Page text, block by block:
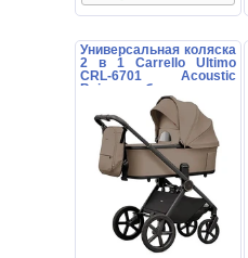
Универсальная коляска
2 в 1 Carrello Ultimo
CRL-6701 Acoustic
Beige бежевая с
дождевиком